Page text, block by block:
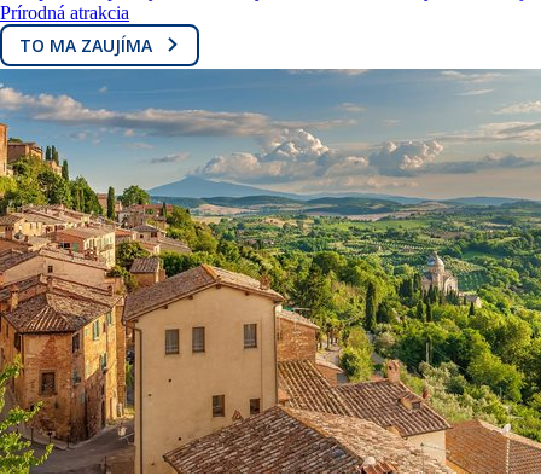
Prírodná atrakcia
TO MA ZAUJÍMA